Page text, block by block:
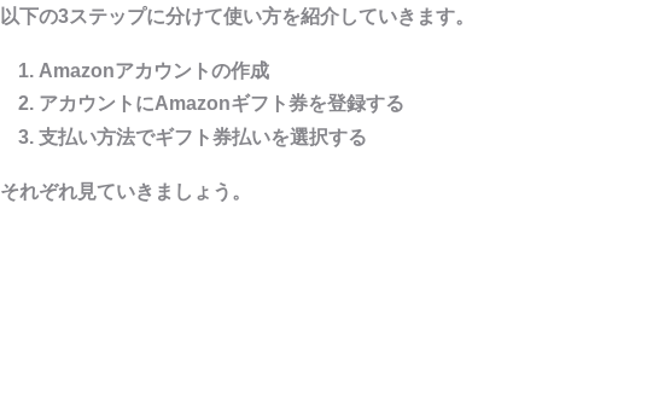
以下の3ステップに分けて使い方を紹介していきます。
Amazonアカウントの作成
アカウントにAmazonギフト券を登録する
支払い方法でギフト券払いを選択する
それぞれ見ていきましょう。